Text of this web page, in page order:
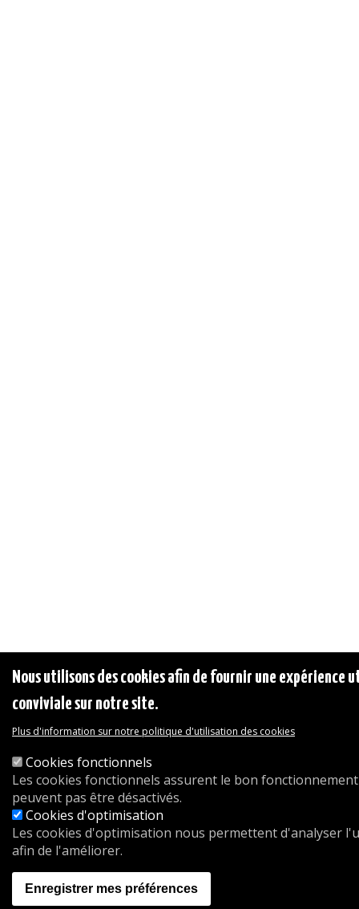
Nous utilisons des cookies afin de fournir une
conviviale sur notre site.
Plus d'information sur notre politique d'utilisation des cookies
Cookies fonctionnels
Les cookies fonctionnels assurent le bon
peuvent pas être désactivés.
Cookies d'optimisation
Les cookies d'optimisation nous permettent d'analyser
afin de l'améliorer.
Enregistrer mes préférences